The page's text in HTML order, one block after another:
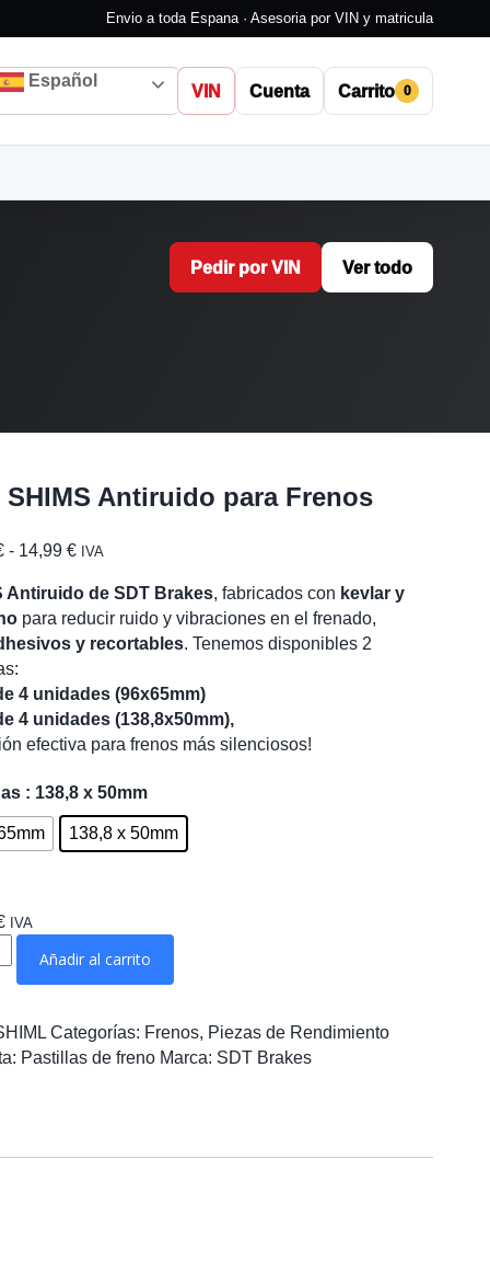
Envio a toda Espana · Asesoria por VIN y matricula
Español
VIN Cuenta Carrito 0
Pedir por VIN Ver todo
SHIMS Antiruido para Frenos
- 14,99€Rango
precios:
desde
11,99 €
14,99 €
IVA
Antiruido de SDT Brakes, fabricados con kevlar y
para reducir ruido y vibraciones en el frenado,
y recortables. Tenemos disponibles 2
4 unidades (96x65mm)
4 unidades (138,8x50mm),
efectiva para frenos más silenciosos!
: 138,8 x 50mm
138,8 x 50mm
IVA
Añadir al carrito
Categorías: Frenos, Piezas de Rendimiento
Pastillas de freno Marca: SDT Brakes